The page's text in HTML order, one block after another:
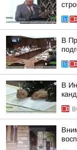
В
В